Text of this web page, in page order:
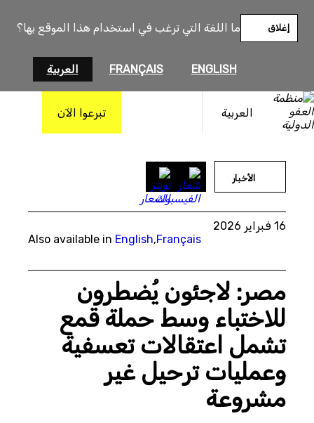
ما اللغة التي ترغب في استخدام هذا الموقع بها؟
ENGLISH
FRANÇAIS العربية
إغلاق
العربية تبرعوا الآن
المحتوى
الأخبار
16 فبراير 2026
Also available in English,Français
مصر: لاجئون يُضطرون
للاختباء وسط حملة قمع
تشمل اعتقالات تعسفية
وعمليات ترحيل غير
مشروعة